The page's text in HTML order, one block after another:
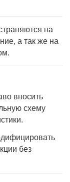
на
а так же на
вносить
схему
без